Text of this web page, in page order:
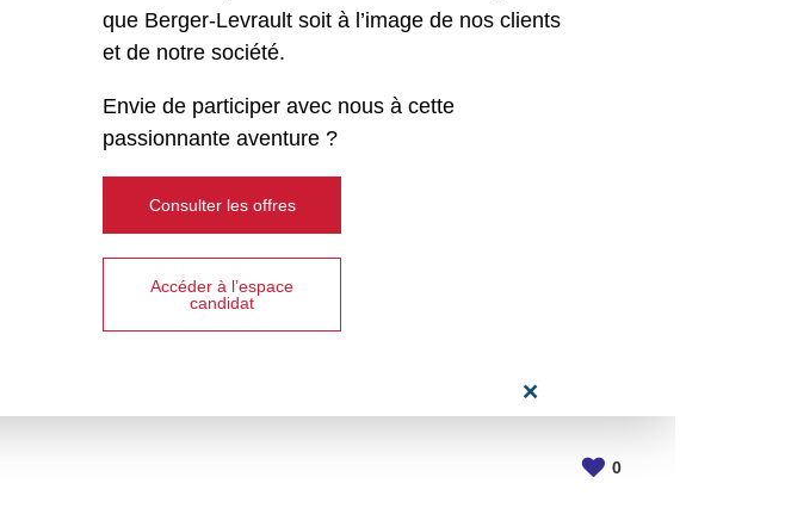
que Berger-Levrault soit à l’image de nos clients
et de notre société.
Envie de participer avec nous à cette
passionnante aventure ?
Consulter les offres
Accéder à l’espace
candidat